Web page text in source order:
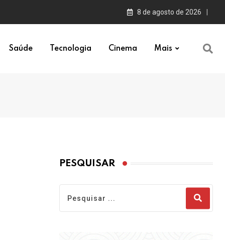
8 de agosto de 2026
Saúde Tecnologia Cinema Mais
PESQUISAR